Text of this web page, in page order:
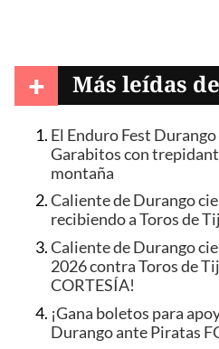
+ Más leídas de
El Enduro Fest
Garabitos con
montaña
Caliente de Durango
recibiendo a Toros de
Caliente de Durango
2026 contra Toros de
CORTESÍA!
¡Gana boletos para
Durango ante Piratas